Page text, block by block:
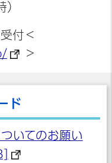
付＜
＞
ド
いてのお願い